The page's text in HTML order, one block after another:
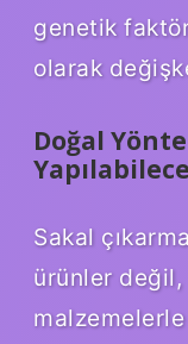
genetik
olarak
Doğal
Sakal
ürünler değil,